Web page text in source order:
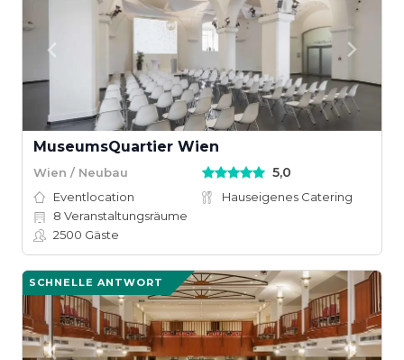
MuseumsQuartier Wien
Wien / Neubau 5,0
Eventlocation
Hauseigenes Catering
8 Veranstaltungsräume
2500 Gäste
SCHNELLE ANTWORT